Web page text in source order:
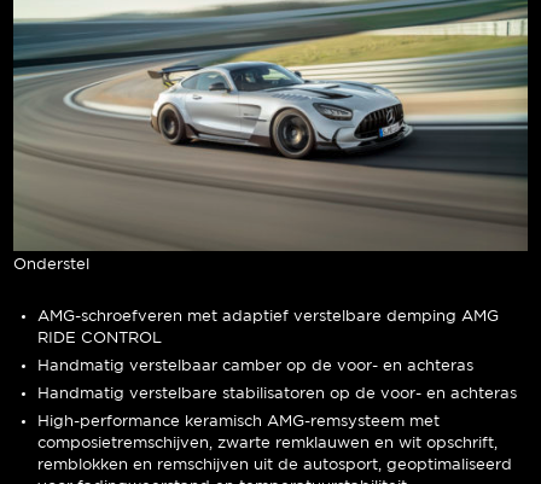
Onderstel
AMG-schroefveren met adaptief verstelbare demping AMG
RIDE CONTROL
Handmatig verstelbaar camber op de voor- en achteras
Handmatig verstelbare stabilisatoren op de voor- en achteras
High-performance keramisch AMG-remsysteem met
composietremschijven, zwarte remklauwen en wit opschrift,
remblokken en remschijven uit de autosport, geoptimaliseerd